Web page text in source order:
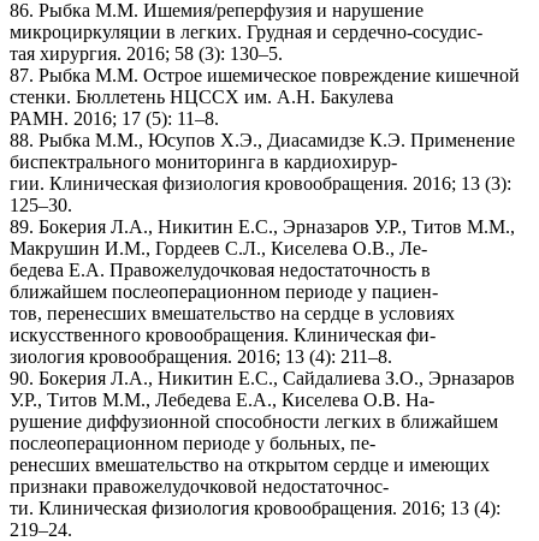
86. Рыбка М.М. Ишемия/реперфузия и нарушение
микроциркуляции в легких. Грудная и сердечно-сосудис-
тая хирургия. 2016; 58 (3): 130–5.
87. Рыбка М.М. Острое ишемическое повреждение кишечной
стенки. Бюллетень НЦССХ им. А.Н. Бакулева
РАМН. 2016; 17 (5): 11–8.
88. Рыбка М.М., Юсупов Х.Э., Диасамидзе К.Э. Применение
биспектрального мониторинга в кардиохирур-
гии. Клиническая физиология кровообращения. 2016; 13 (3):
125–30.
89. Бокерия Л.А., Никитин Е.С., Эрназаров У.Р., Титов М.М.,
Макрушин И.М., Гордеев С.Л., Киселева О.В., Ле-
бедева Е.А. Правожелудочковая недостаточность в
ближайшем послеоперационном периоде у пациен-
тов, перенесших вмешательство на сердце в условиях
искусственного кровообращения. Клиническая фи-
зиология кровообращения. 2016; 13 (4): 211–8.
90. Бокерия Л.А., Никитин Е.С., Сайдалиева З.О., Эрназаров
У.Р., Титов М.М., Лебедева Е.А., Киселева О.В. На-
рушение диффузионной способности легких в ближайшем
послеоперационном периоде у больных, пе-
ренесших вмешательство на открытом сердце и имеющих
признаки правожелудочковой недостаточнос-
ти. Клиническая физиология кровообращения. 2016; 13 (4):
219–24.